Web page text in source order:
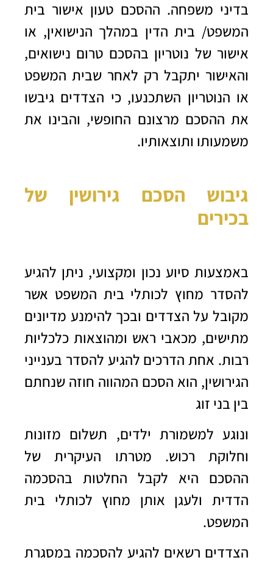
בדיני משפחה. ההסכם טעון אישור בית
המשפט/ בית הדין במהלך הנישואין, או
אישור של נוטריון בהסכם טרום נישואים,
והאישור יתקבל רק לאחר שבית המשפט
או הנוטריון השתכנעו, כי הצדדים גיבשו
את ההסכם מרצונם החופשי, והבינו את
משמעותו ותוצאותיו.
גיבוש הסכם גירושין של
בכירים
באמצעות סיוע נכון ומקצועי, ניתן להגיע
להסדר מחוץ לכותלי בית המשפט אשר
מקובל על הצדדים ובכך להימנע מדיונים
מתישים, מכאבי ראש ומהוצאות כלכליות
רבות. אחת הדרכים להגיע להסדר בענייני
הגירושין, הוא הסכם המהווה חוזה שנחתם
בין בני זוג
ונוגע למשמורת ילדים, תשלום מזונות
וחלוקת רכוש. מטרתו העיקרית של
ההסכם היא לקבל החלטות בהסכמה
הדדית ולעגן אותן מחוץ לכותלי בית
המשפט.
הצדדים רשאים להגיע להסכמה במסגרת